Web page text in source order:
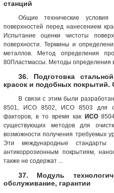
станций
Общие технические
поверхностей перед нанесением
Испытание оценки чистоты
поверхности. Термины и
металлов. Метод определения
80Пластмассы. Методы определения
36. Подготовка
красок и подобных покрытий.
В связи с этим были
8501, ИСО 8502, ИСО 8503 для
факторов, в то время как ИСО
существующих методов для
возможности получения требуемых
Эти международные
антикоррозионным покрытиям,
также не содержат ...
37. Модуль
обслуживание, гарантии